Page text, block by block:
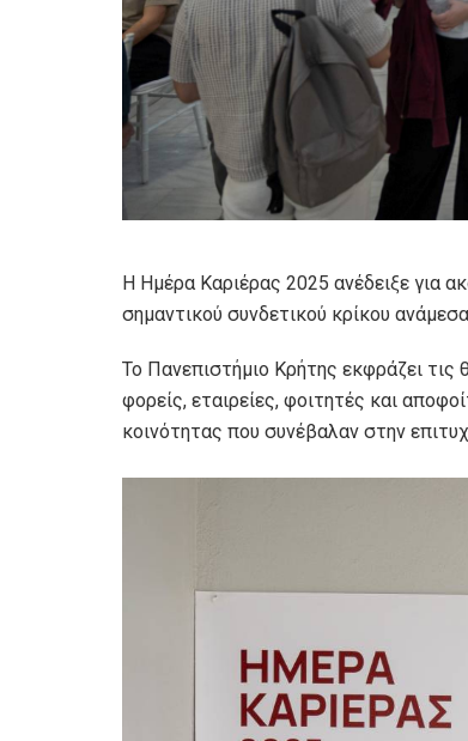
Η Ημέρα Καριέρας 2025 ανέδειξε για
σημαντικού συνδετικού κρίκου
Το Πανεπιστήμιο Κρήτης εκφράζει
φορείς, εταιρείες, φοιτητές και
κοινότητας που συνέβαλαν στην